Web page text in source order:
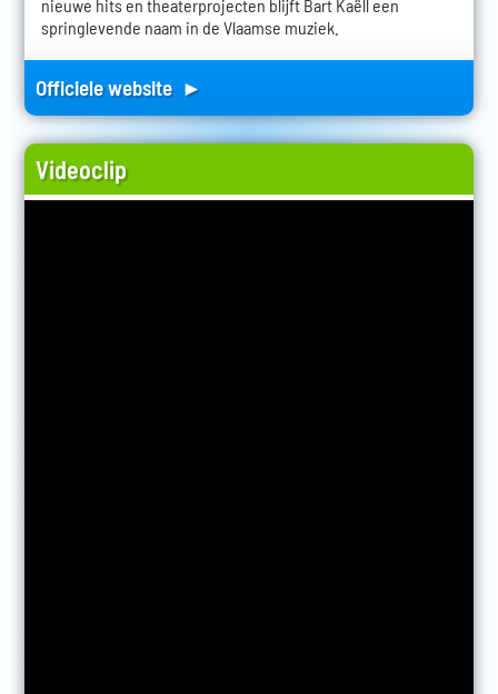
nieuwe hits en theaterprojecten blijft Bart Kaëll een
springlevende naam in de Vlaamse muziek.
Officiele website ►
Videoclip